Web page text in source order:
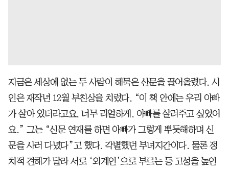
지금은 세상에 없는 두 사람이 해묵은 산문을 끌어올렸다. 시
인은 재작년 12월 부친상을 치렀다. “이 책 안에는 우리 아빠
가 살아 있더라고요. 너무 리얼하게. 아빠를 살려주고 싶었어
요.” 그는 “신문 연재를 하면 아빠가 그렇게 뿌듯해하며 신
문을 사러 다녔다”고 했다. 각별했던 부녀지간이다. 물론 정
치적 견해가 달라 서로 ‘외계인’으로 부르는 등 고성을 높인